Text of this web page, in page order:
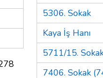
5306. Sokak
Kaya İş Hanı
5711/15.
7406. Sokak